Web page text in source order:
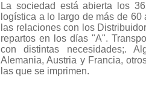
La sociedad está abierta los
logística a lo largo de más de
las relaciones con los
repartos en los días "A".
con distintas necesidades;.
Alemania, Austria y Francia,
las que se imprimen.